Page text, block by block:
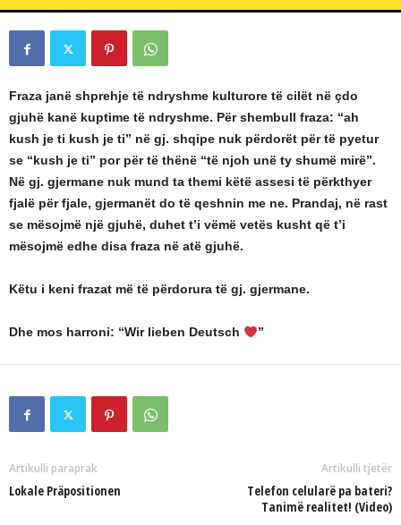
L
Fraza janë shprehje të ndryshme kulturore të cilët në çdo
gjuhë kanë kuptime të ndryshme. Për shembull fraza: “ah
kush je ti kush je ti” në gj. shqipe nuk përdorët për të pyetur
se “kush je ti” por për të thënë “të njoh unë ty shumë mirë”.
Në gj. gjermane nuk mund ta themi këtë assesi të përkthyer
fjalë për fjale, gjermanët do të qeshnin me ne. Prandaj, në rast
se mësojmë një gjuhë, duhet t’i vëmë vetës kusht që t’i
mësojmë edhe disa fraza në atë gjuhë.
Këtu i keni frazat më të përdorura të gj. gjermane.
Dhe mos harroni: “Wir lieben Deutsch ”
Artikulli paraprak
Lokale Präpositionen
Artikulli tjetër
Telefon celularë pa bateri?
Tanimë realitet! (Video)